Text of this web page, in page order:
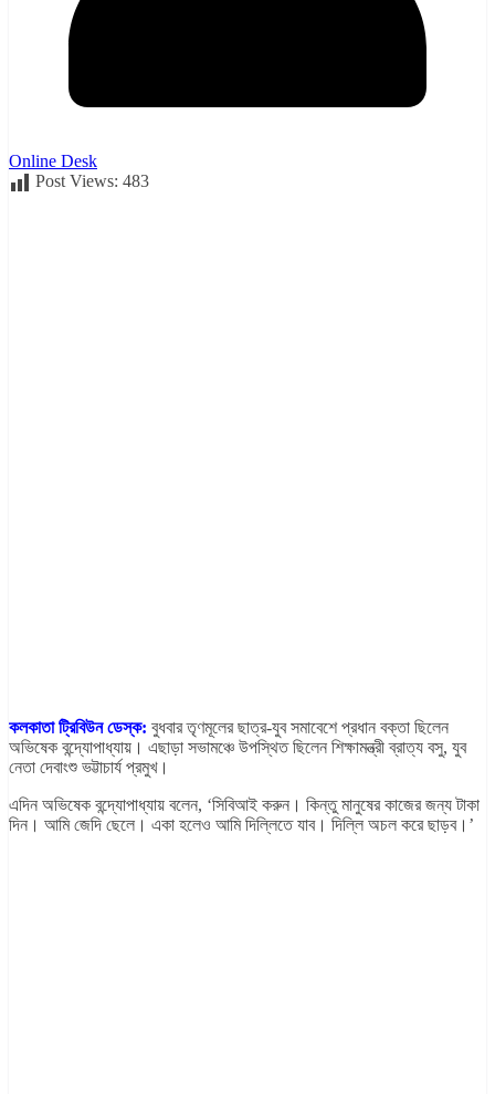
Online Desk
Post Views: 483
কলকাতা ট্রিবিউন ডেস্ক: বুধবার তৃণমূলের ছাত্র-যুব সমাবেশে প্রধান বক্তা ছিলেন
অভিষেক বন্দ্যোপাধ্যায়। এছাড়া সভামঞ্চে উপস্থিত ছিলেন শিক্ষামন্ত্রী ব্রাত্য বসু, যুব
নেতা দেবাংশু ভট্টাচার্য প্রমুখ।
এদিন অভিষেক বন্দ্যোপাধ্যায় বলেন, ‘সিবিআই করুন। কিন্তু মানুষের কাজের জন্য টাকা
দিন। আমি জেদি ছেলে। একা হলেও আমি দিল্লিতে যাব। দিল্লি অচল করে ছাড়ব।’